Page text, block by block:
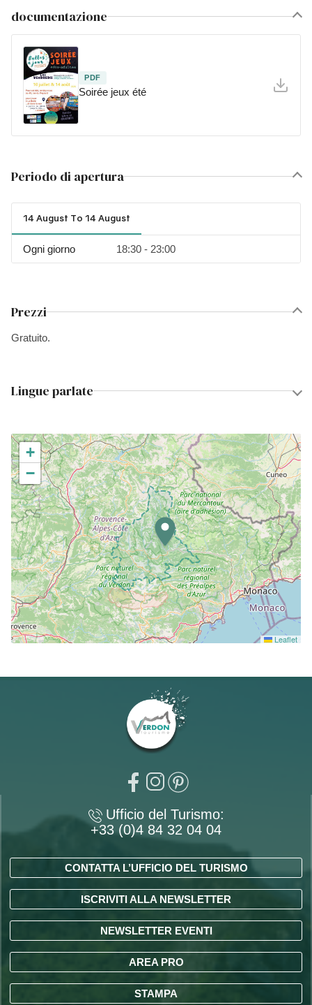
documentazione
PDF
Soirée jeux été
Periodo di apertura
14 August To 14 August
Ogni giorno 18:30 - 23:00
Prezzi
Gratuito.
Lingue parlate
+
−
Leaflet
Ufficio del Turismo:
+33 (0)4 84 32 04 04
CONTATTA L’UFFICIO DEL TURISMO
ISCRIVITI ALLA NEWSLETTER
NEWSLETTER EVENTI
AREA PRO
STAMPA